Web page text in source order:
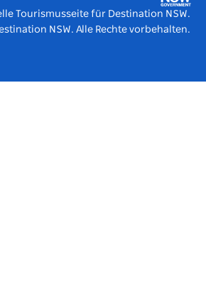
Tourismusseite für Destination NSW.
NSW. Alle Rechte vorbehalten.